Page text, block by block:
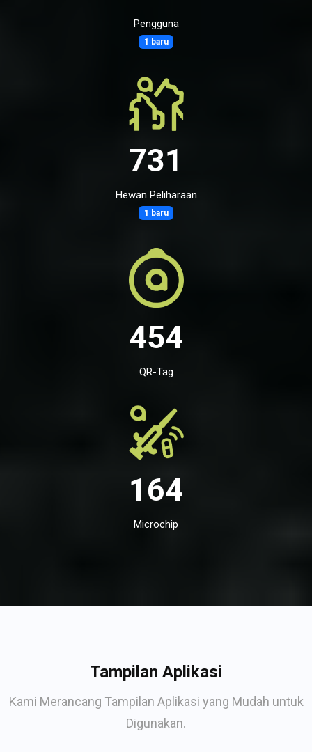
Pengguna
1 baru
731
Hewan Peliharaan
1 baru
454
QR-Tag
164
Microchip
Tampilan Aplikasi
Kami Merancang Tampilan Aplikasi yang Mudah untuk
Digunakan.